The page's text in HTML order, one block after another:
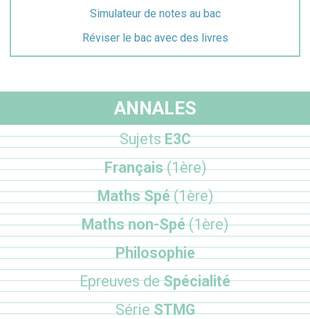
Simulateur de notes au bac
Réviser le bac avec des livres
ANNALES
SujetsE3C
Français(1ère)
Maths Spé(1ère)
Maths non-Spé(1ère)
Philosophie
Epreuves deSpécialité
SérieSTMG